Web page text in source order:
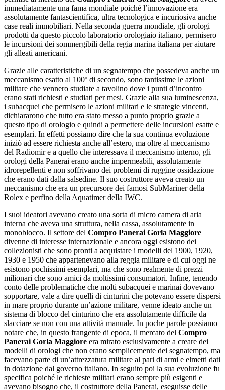
immediatamente una fama mondiale poiché l’innovazione era
assolutamente fantascientifica, ultra tecnologica e incuriosiva anche
case reali immobiliari. Nella seconda guerra mondiale, gli orologi
prodotti da questo piccolo laboratorio orologiaio italiano, permisero
le incursioni dei sommergibili della regia marina italiana per aiutare
gli alleati americani.
Grazie alle caratteristiche di un segnatempo che possedeva anche un
meccanismo esatto al 100º di secondo, sono tantissime le azioni
militare che vennero studiate a tavolino dove i punti d’incontro
erano stati richiesti e studiati per mesi. Grazie alla sua luminescenza,
i subacquei che permisero le azioni militari e le strategie vincenti,
dichiararono che tutto era stato messo a punto proprio grazie a
questo tipo di orologio e quindi a permettere delle incursioni esatte e
esemplari. In effetti possiamo dire che la sua continua evoluzione
iniziò ad essere richiesta anche all’estero, ma oltre al meccanismo
del Radiomir e a quello che interessava il meccanismo interno, gli
orologi della Panerai erano anche impermeabili, assolutamente
idrorepellenti e non soffrivano dei problemi di ruggine ossidazione
che erano dati dalla salsedine. Il suo costruttore aveva creato un
meccanismo che era un precursore dei famosi SubMariner della
Rolex e perfino della Aquatimer della IWC.
I suoi ideatori avevano creato una sorta di micro camera di aria
interna che aveva una struttura, nella cassa, assolutamente in
monoblocco. Il settore del Compro Panerai Gorla Maggiore
divenne di interesse internazionale e ancora oggi esistono dei
collezionisti che sono pronti a acquistare i modelli del 1900, 1920,
1930 e 1950 che appartenevano alla reggia militare e di cui oggi ne
esistono pochissimi esemplari, ma che sono realmente di prezzi
milionari che sono amici da moltissimi consumatori. Infine, tenendo
conto delle problematiche che molti subacquei e marinai dovevano
sopportare, vale a dire quelli di cinturini che potevano essere dispersi
in mare proprio durante un’azione militare, venne ideato anche un
sistema di blocco del cinturino che era assolutamente difficile da
slacciare se non con una attività manuale. In poche parole possiamo
notare che, in questo frangente di epoca, il mercato del Compro
Panerai Gorla Maggiore era mirato esclusivamente a creare dei
modelli di orologi che non erano semplicemente dei segnatempo, ma
facevano parte di un’attrezzatura militare al pari di armi e elmetti dati
in dotazione dal governo italiano. In seguito poi la sua evoluzione fu
specifica poiché le richieste militari erano sempre più esigenti e
avevano bisogno che, il costruttore della Panerai, eseguisse delle